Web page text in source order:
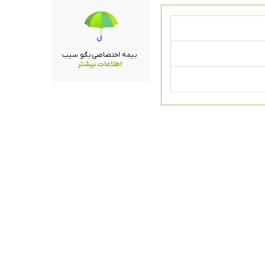
بیمه اختصاصی بگو سیب
اطلاعات بیشتر